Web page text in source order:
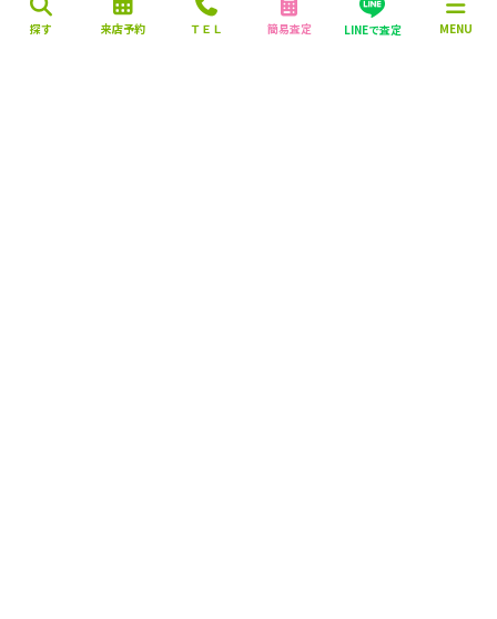
探す 来店予約 ＴＥＬ 簡易査定 LINEで査定 MENU